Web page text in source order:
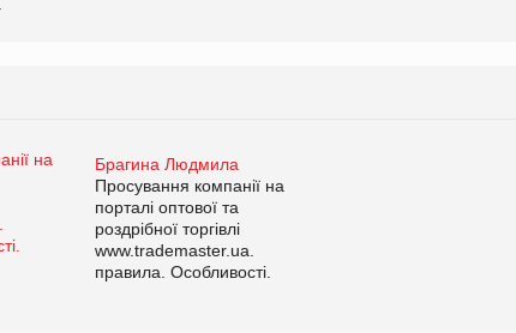
Брагина Людмила
Просування компанії на
порталі оптової та
роздрібної торгівлі
www.trademaster.ua.
правила. Особливості.